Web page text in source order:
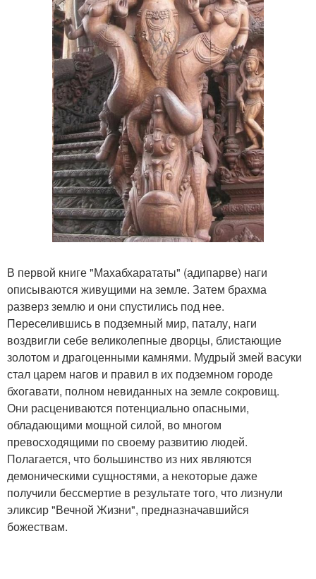
В первой книге "Махабхарататы" (адипарве) наги
описываются живущими на земле. Затем брахма
разверз землю и они спустились под нее.
Переселившись в подземный мир, паталу, наги
воздвигли себе великолепные дворцы, блистающие
золотом и драгоценными камнями. Мудрый змей васуки
стал царем нагов и правил в их подземном городе
бхогавати, полном невиданных на земле сокровищ.
Они расцениваются потенциально опасными,
обладающими мощной силой, во многом
превосходящими по своему развитию людей.
Полагается, что большинство из них являются
демоническими сущностями, а некоторые даже
получили бессмертие в результате того, что лизнули
эликсир "Вечной Жизни", предназначавшийся
божествам.